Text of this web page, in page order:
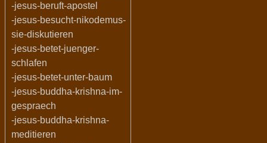
-jesus-beruft-apostel
-jesus-besucht-nikodemus-
sie-diskutieren
-jesus-betet-juenger-
schlafen
-jesus-betet-unter-baum
-jesus-buddha-krishna-im-
gespraech
-jesus-buddha-krishna-
meditieren